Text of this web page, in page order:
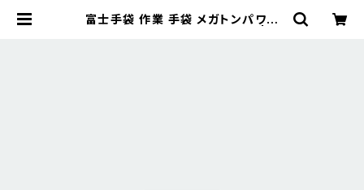
富士手袋 作業 手袋 メガトンパワー